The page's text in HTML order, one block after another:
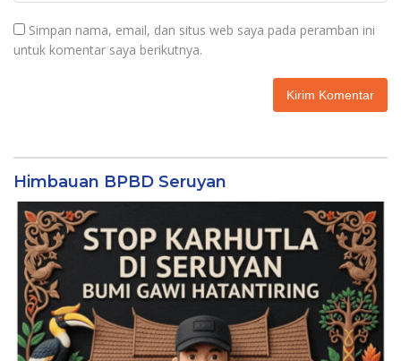
Simpan nama, email, dan situs web saya pada peramban ini
untuk komentar saya berikutnya.
Himbauan BPBD Seruyan